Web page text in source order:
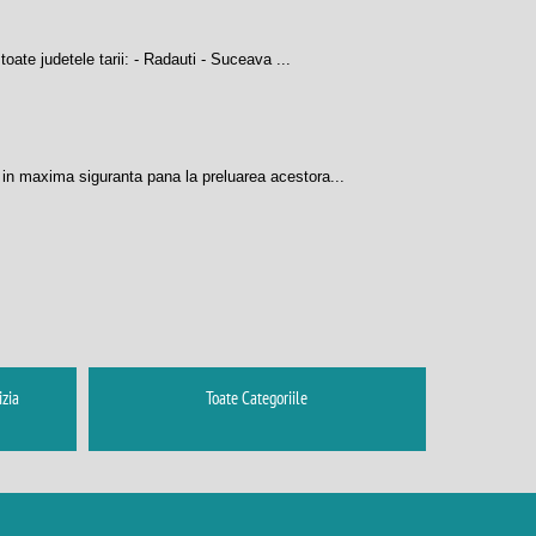
judetele tarii: - Radauti - Suceava ...
maxima siguranta pana la preluarea acestora...
Toate Categoriile